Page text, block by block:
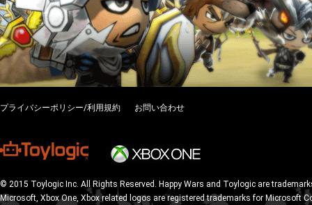
プライバシーポリシー/利用規約 お問い合わせ
© 2015 Toylogic Inc. All Rights Reserved. Happy Wars and Toylogic are
Microsoft, Xbox One, Xbox related logos are registered trademarks for Microsoft